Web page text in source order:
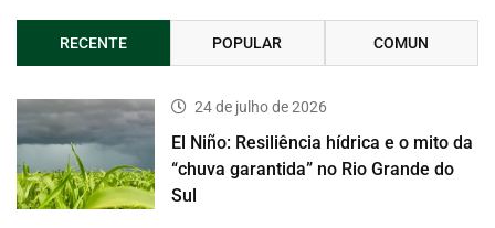
RECENTE POPULAR COMUN
24 de julho de 2026
El Niño: Resiliência hídrica e o mito da
“chuva garantida” no Rio Grande do
Sul